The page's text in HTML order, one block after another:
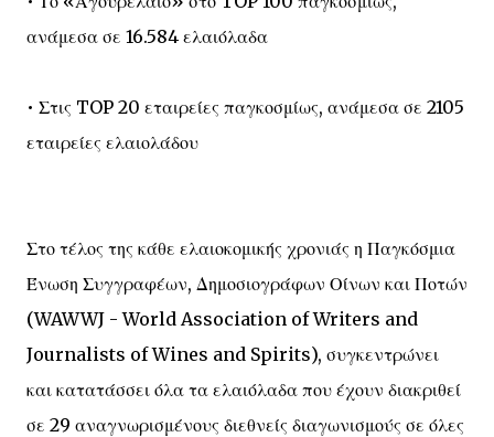
ανάμεσα σε 16.584 ελαιόλαδα
• Στις TOP 20 εταιρείες παγκοσμίως, ανάμεσα σε 2105
εταιρείες ελαιολάδου
Στο τέλος της κάθε ελαιοκομικής χρονιάς η Παγκόσμια
Ένωση Συγγραφέων, Δημοσιογράφων Οίνων και Ποτών
(WAWWJ - World Association of Writers and
Journalists of Wines and Spirits), συγκεντρώνει
και κατατάσσει όλα τα ελαιόλαδα που έχουν διακριθεί
σε 29 αναγνωρισμένους διεθνείς διαγωνισμούς σε όλες